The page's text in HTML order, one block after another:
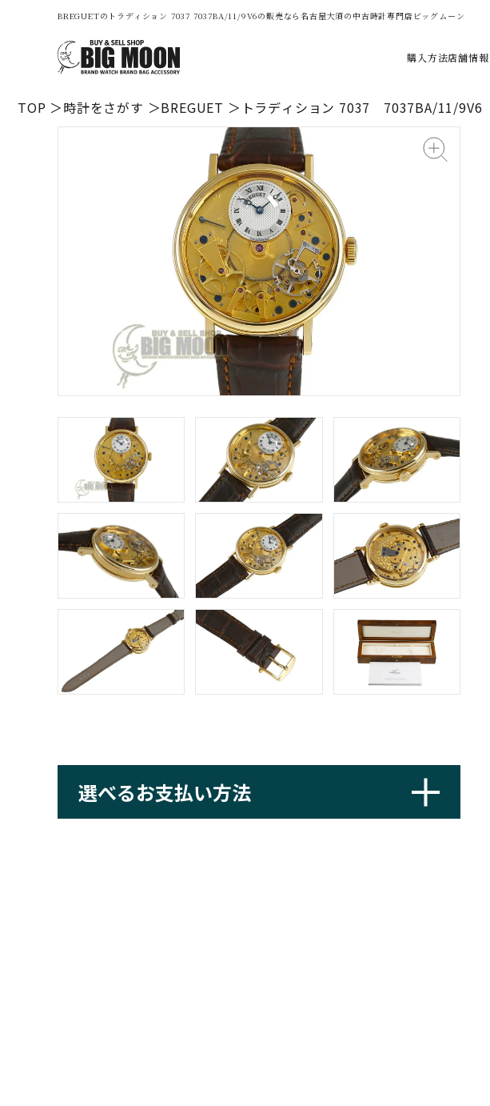
BREGUETのトラディション 7037 7037BA/11/9V6の販売なら名古屋大須の中古時計専門店ビッグムーン
購入方法店舗情報
TOP 時計をさがす BREGUET トラディション 7037 7037BA/11/9V6
選べるお支払い方法